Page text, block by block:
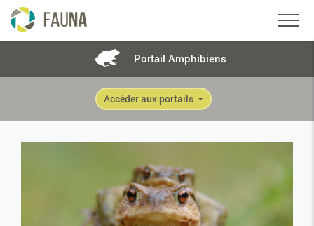
Portail Amphibiens
Accéder aux portails